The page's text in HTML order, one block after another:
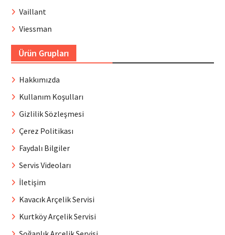
Vaillant
Viessman
Ürün Grupları
Hakkımızda
Kullanım Koşulları
Gizlilik Sözleşmesi
Çerez Politikası
Faydalı Bilgiler
Servis Videoları
İletişim
Kavacık Arçelik Servisi
Kurtköy Arçelik Servisi